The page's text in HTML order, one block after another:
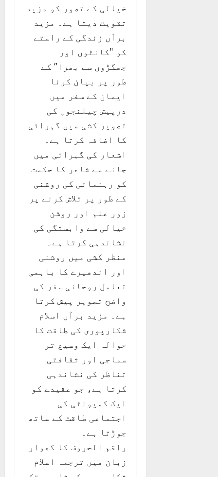
خیالی کے تصور کو مزید
تقویت دیتا ہے۔ مزید
برآں زندگی کے راستے
کو "کانٹوں اور
جھگڑوں سے بھرا” کے
طور پر بیان کرنا
ایمان کے سفر میں
درپیش چیلنجوں کی
تصویر کشی میں گہرائی
کا اضافہ کرتا ہے۔
اشعار کی گہرائی میں
جانے سے شاعر کا حکمت
کو رہنمائی کی روشنی
کے طور پر تلاش کرنے پر
زور علم اور روشن
خیالی سے وابستگی کی
نشاندہی کرتا ہے۔
منظر کشی میں روشنی
اور اندھیرے کا باہمی
تعامل روحانی سفر کی
واضح تصویر پیش کرتا
ہے۔ مزید برآں اسلام
شکارپوری کی طاقت کا
حوالہ ایک وسیع تر
سماجی اور ثقافتی
تناظر کی نشاندہی
کرتا ہے، جو عقیدے کو
ایک کمیونٹی کی
اجتماعی طاقت کے ساتھ
جوڑتا ہے۔
راقم الحروف کا کھوار
زبان میں ترجمہ اسلام